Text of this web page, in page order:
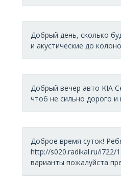
Добрый день, сколько
и акустические до
Добрый вечер авто KIA
чтоб не сильно дорого и
Доброе время суток!
http://s020.radikal.ru/i722/
варианты пожалуйста